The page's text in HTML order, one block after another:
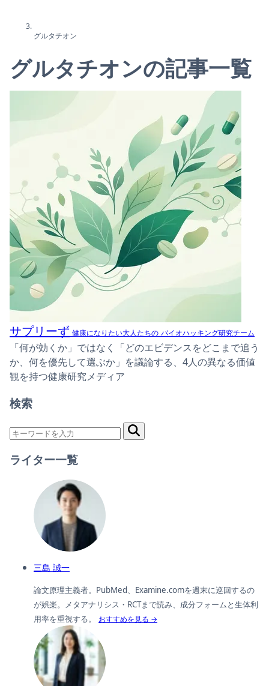
グルタチオン
グルタチオンの記事一覧
サプリーず 健康になりたい大人たちの バイオハッキング研究チーム
「何が効くか」ではなく「どのエビデンスをどこまで追う
か、何を優先して選ぶか」を議論する、4人の異なる価値
観を持つ健康研究メディア
検索
ライター一覧
三島 誠一
論文原理主義者。PubMed、Examine.comを週末に巡回するの
が娯楽。メタアナリシス・RCTまで読み、成分フォームと生体利
用率を重視する。
おすすめを見る →